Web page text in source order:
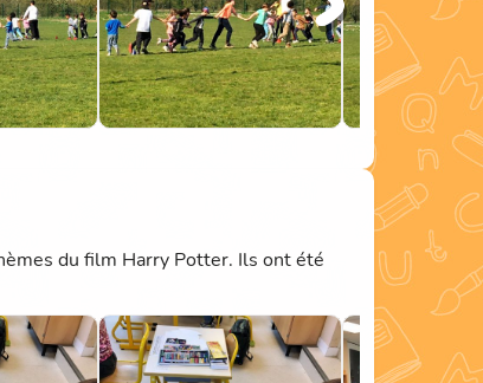
du film Harry Potter. Ils ont été